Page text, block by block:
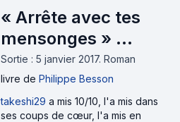
« Arrête avec tes
mensonges »
(2017)
Sortie : 5 janvier 2017. Roman
livre de Philippe Besson
takeshi29 a mis 10/10, l'a mis dans
ses coups de cœur, l'a mis en